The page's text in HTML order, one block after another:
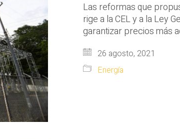
Las reformas que
rige a la CEL y a la Ley
garantizar precios más
26 agosto, 2021
Energía